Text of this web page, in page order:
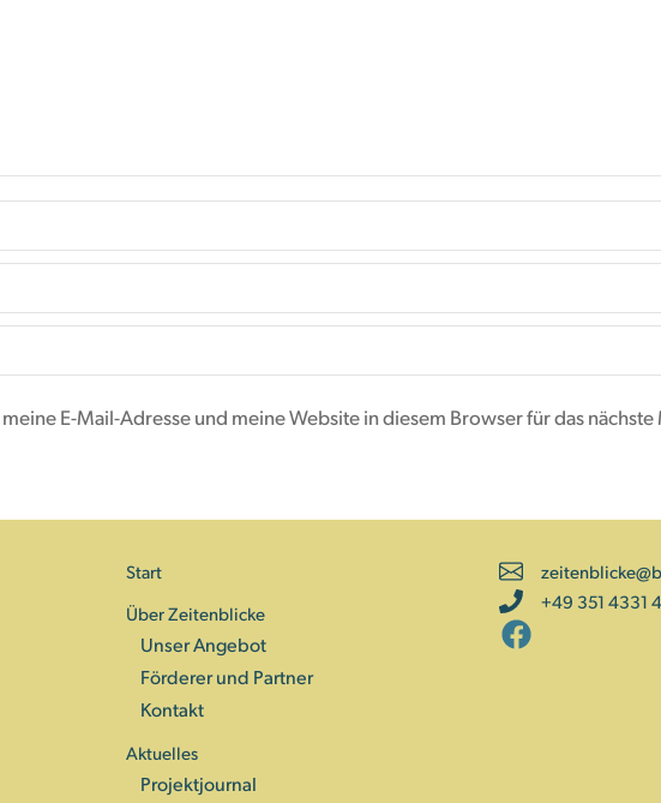
E-Mail-Adresse und meine Website in diesem Browser für das
Start
Über Zeitenblicke
Unser Angebot
Förderer und Partner
Kontakt
Aktuelles
Projektjournal
+49 351 4331